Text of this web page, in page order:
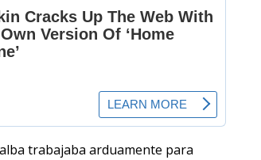
trabajaba arduamente para